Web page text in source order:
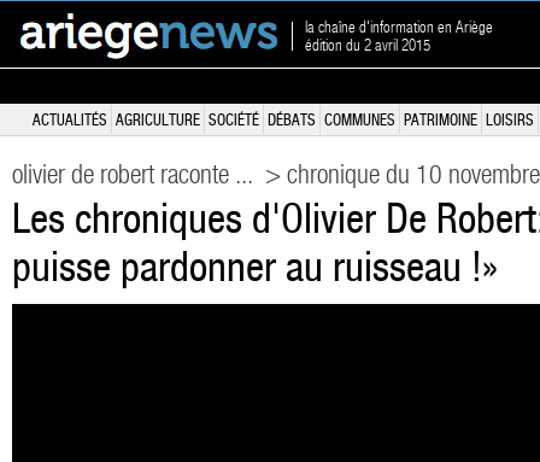
la chaîne d'information en Ariège
édition du 2 avril 2015
ACTUALITÉS AGRICULTURE SOCIÉTÉ DÉBATS COMMUNES PATRIMOINE LOISIRS
olivier de robert raconte ... > chronique du 10
Les chroniques d'Olivier De
puisse pardonner au ruisseau !»